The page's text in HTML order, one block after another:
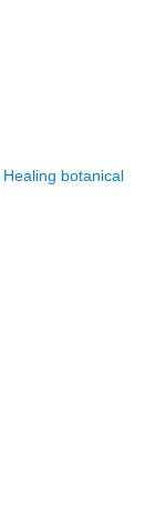
Healing botanical